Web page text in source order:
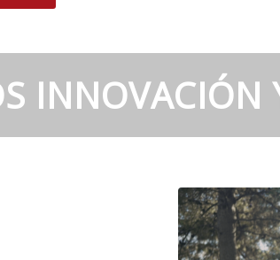
INNOVACIÓN